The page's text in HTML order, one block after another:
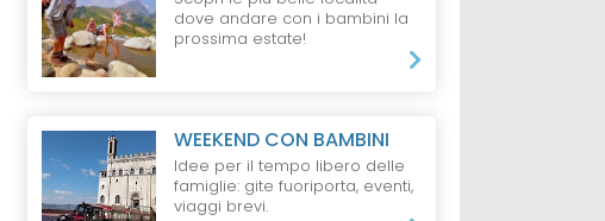
dove andare con i bambini la
prossima estate!
WEEKEND CON BAMBINI
Idee per il tempo libero delle
famiglie: gite fuoriporta, eventi,
viaggi brevi.